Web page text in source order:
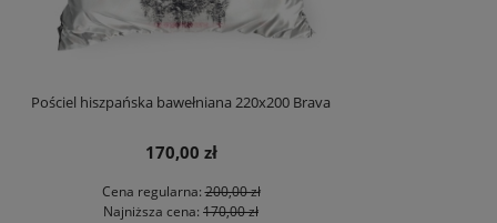
Pościel hiszpańska bawełniana 220x200 Brava
170,00 zł
Cena regularna:200,00 zł
Najniższa cena: 170,00 zł